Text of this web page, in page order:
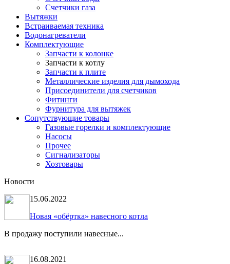
Счетчики газа
Вытяжки
Встраиваемая техника
Водонагреватели
Комплектующие
Запчасти к колонке
Запчасти к котлу
Запчасти к плите
Металлические изделия для дымохода
Присоединители для счетчиков
Фитинги
Фурнитура для вытяжек
Сопутствующие товары
Газовые горелки и комплектующие
Насосы
Прочее
Сигнализаторы
Хозтовары
Новости
15.06.2022
Новая «обёртка» навесного котла
В продажу поступили навесные...
16.08.2021